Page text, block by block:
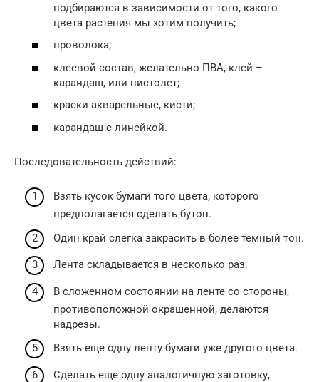
подбираются в зависимости от того, какого
цвета растения мы хотим получить;
проволока;
клеевой состав, желательно ПВА, клей –
карандаш, или пистолет;
краски акварельные, кисти;
карандаш с линейкой.
Последовательность действий:
Взять кусок бумаги того цвета, которого
предполагается сделать бутон.
Один край слегка закрасить в более темный тон.
Лента складывается в несколько раз.
В сложенном состоянии на ленте со стороны,
противоположной окрашенной, делаются
надрезы.
Взять еще одну ленту бумаги уже другого цвета.
Сделать еще одну аналогичную заготовку,